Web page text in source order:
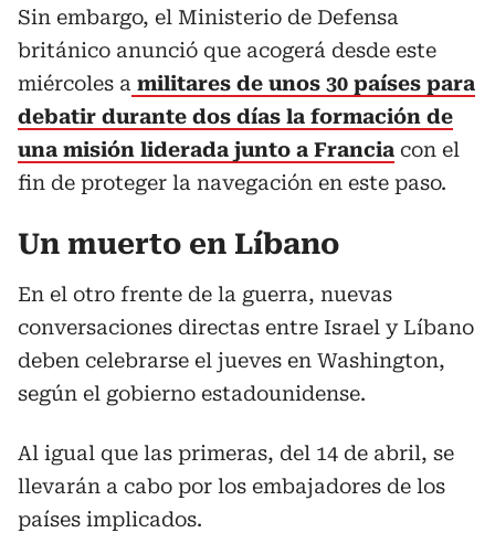
Sin embargo, el Ministerio de Defensa
británico anunció que acogerá desde este
miércoles a militares de unos 30 países para
debatir durante dos días la formación de
una misión liderada junto a Francia con el
fin de proteger la navegación en este paso.
Un muerto en Líbano
En el otro frente de la guerra, nuevas
conversaciones directas entre Israel y Líbano
deben celebrarse el jueves en Washington,
según el gobierno estadounidense.
Al igual que las primeras, del 14 de abril, se
llevarán a cabo por los embajadores de los
países implicados.